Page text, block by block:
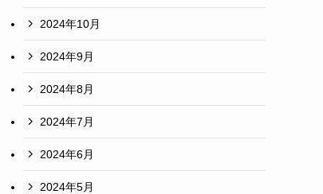
2024年10月
2024年9月
2024年8月
2024年7月
2024年6月
2024年5月